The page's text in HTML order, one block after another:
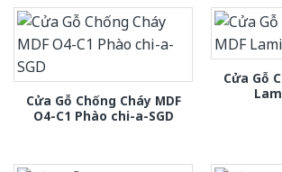
Cửa Gỗ Chống Cháy MDF
O4-C1 Phào chi-a-SGD
Cửa Gỗ